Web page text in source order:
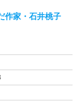
作家・石井桃子